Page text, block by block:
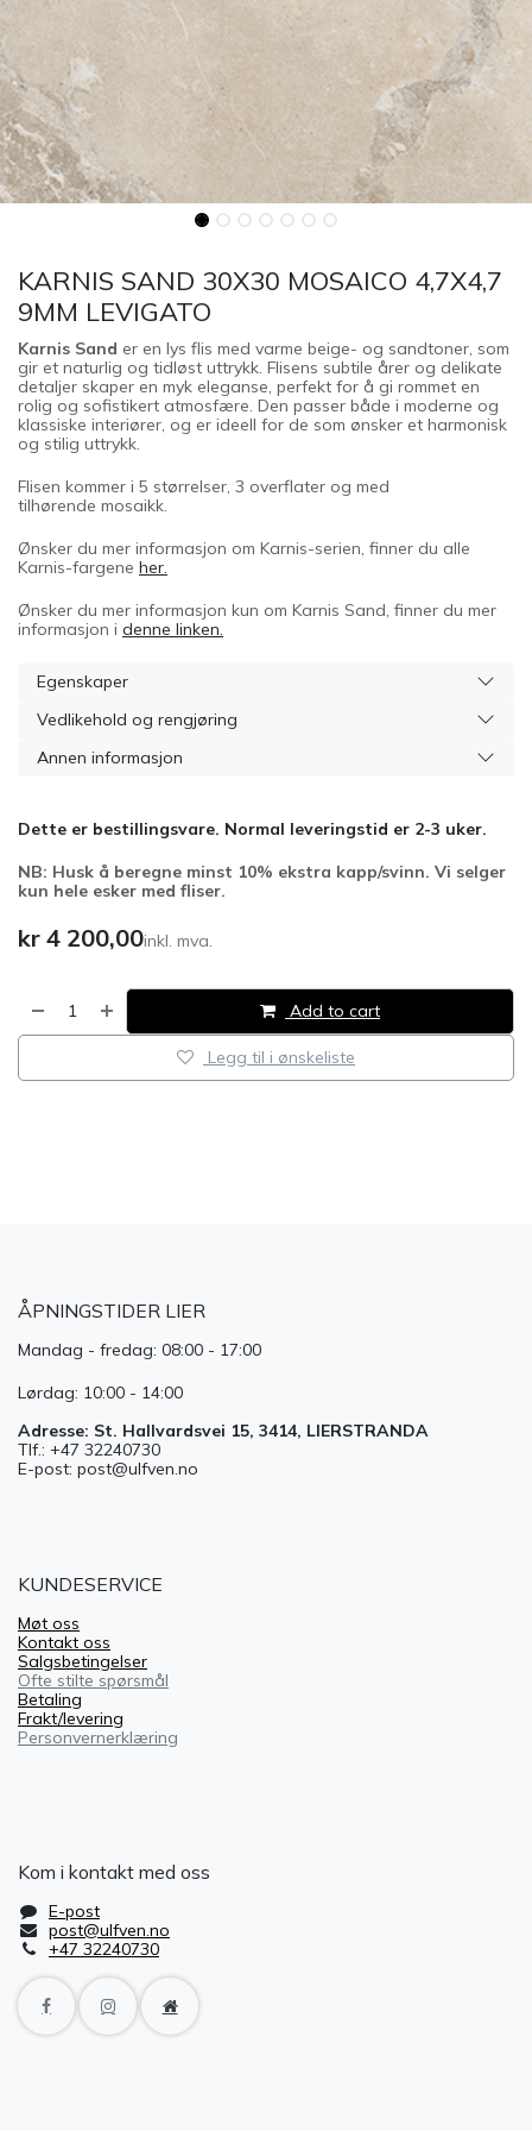
KARNIS SAND 30X30 MOSAICO 4,7X4,7
9MM LEVIGATO
Karnis Sand er en lys flis med varme beige- og sandtoner, som
gir et naturlig og tidløst uttrykk. Flisens subtile årer og delikate
detaljer skaper en myk eleganse, perfekt for å gi rommet en
rolig og sofistikert atmosfære. Den passer både i moderne og
klassiske interiører, og er ideell for de som ønsker et harmonisk
og stilig uttrykk.
Flisen kommer i 5 størrelser, 3 overflater og med
tilhørende mosaikk.
Ønsker du mer informasjon om Karnis-serien, finner du alle
Karnis-fargene her.
Ønsker du mer informasjon kun om Karnis Sand, finner du mer
informasjon i denne linken.
Egenskaper
Vedlikehold og rengjøring
Annen informasjon
Dette er bestillingsvare. Normal leveringstid er 2-3 uker.
NB: Husk å beregne minst 10% ekstra kapp/svinn. Vi selger
kun hele esker med fliser.
kr 4 200,00inkl. mva.
Add to cart
Legg til i ønskeliste
ÅPNINGSTIDER LIER
Mandag - fredag: 08:00 - 17:00
Lørdag: 10:00 - 14:00
Adresse: St. Hallvardsvei 15, 3414, LIERSTRANDA
Tlf.: +47 32240730
E-post: post@ulfven.no
KUNDESERVICE
Møt oss
Kontakt oss
Salgsbetingelser
Ofte stilte spørsmål
Betaling
Frakt/levering
Personvernerklæring
Kom i kontakt med oss
E-post
post@ulfven.no
+47 32240730